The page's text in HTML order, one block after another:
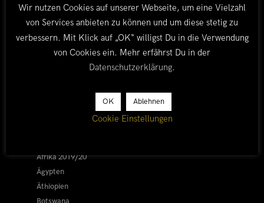
LÄNDER
Afrika 2019/20
Ägypten
Äthiopien
Wir nutzen Cookies auf unserer Webseite, um eine Vielzahl
von Services anbieten zu können und um diese stetig zu
verbessern. Mit Klick auf „OK“ willigst Du in die Verwendung
von Cookies ein. Mehr erfährst Du in der
Datenschutzerklärung.
OK Ablehnen
Cookie Einstellungen